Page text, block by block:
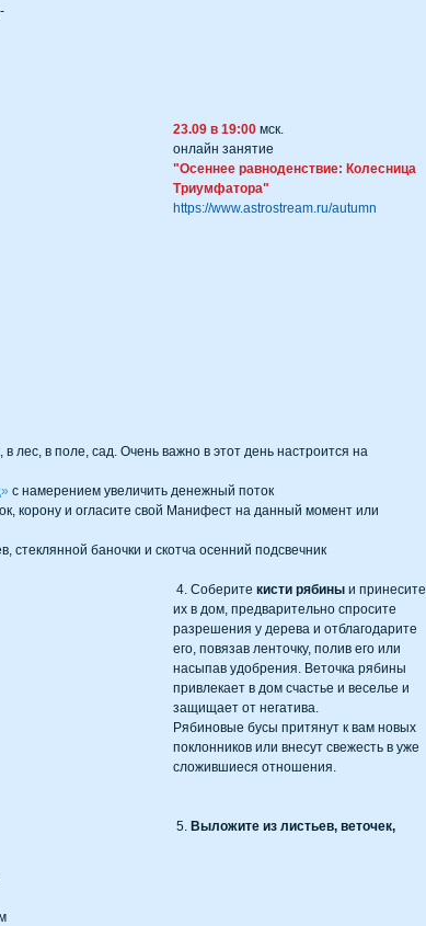
23.09 в 19:00 мск.
онлайн занятие
"Осеннее равноденствие: Колесница
Триумфатора"
https://www.astrostream.ru/autumn
в лес, в поле, сад. Очень важно в этот день настроится на
с намерением увеличить денежный поток
корону и огласите свой Манифест на данный момент или
стеклянной баночки и скотча осенний подсвечник
4. Соберите кисти рябины и принесите
их в дом, предварительно спросите
разрешения у дерева и отблагодарите
его, повязав ленточку, полив его или
насыпав удобрения. Веточка рябины
привлекает в дом счастье и веселье и
защищает от негатива.
Рябиновые бусы притянут к вам новых
поклонников или внесут свежесть в уже
сложившиеся отношения.
5. Выложите из листьев, веточек,